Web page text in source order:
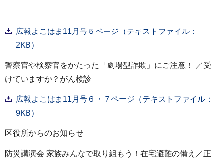
広報よこはま11月号５ページ（テキストファイル：
2KB）
警察官や検察官をかたった「劇場型詐欺」にご注意！ ／受
けていますか？がん検診
広報よこはま11月号６・７ページ（テキストファイル：
9KB）
区役所からのお知らせ
防災講演会 家族みんなで取り組もう！在宅避難の備え／正